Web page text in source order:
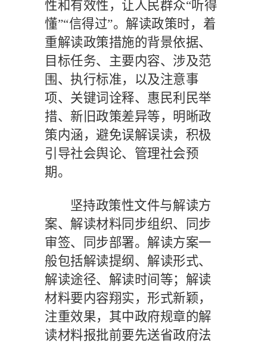
性和有效性，让人民群众“听得
懂”“信得过”。解读政策时，着
重解读政策措施的背景依据、
目标任务、主要内容、涉及范
围、执行标准，以及注意事
项、关键词诠释、惠民利民举
措、新旧政策差异等，明晰政
策内涵，避免误解误读，积极
引导社会舆论、管理社会预
期。
坚持政策性文件与解读方
案、解读材料同步组织、同步
审签、同步部署。解读方案一
般包括解读提纲、解读形式、
解读途径、解读时间等；解读
材料要内容翔实，形式新颖，
注重效果，其中政府规章的解
读材料报批前要先送省政府法